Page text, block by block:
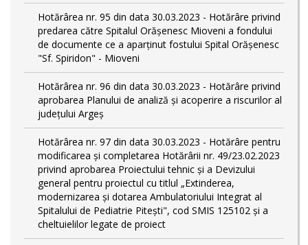
Hotărârea nr. 95 din data 30.03.2023 - Hotărâre privind
predarea către Spitalul Orășenesc Mioveni a fondului
de documente ce a aparținut fostului Spital Orășenesc
"Sf. Spiridon" - Mioveni
Hotărârea nr. 96 din data 30.03.2023 - Hotărâre privind
aprobarea Planului de analiză și acoperire a riscurilor al
județului Argeș
Hotărârea nr. 97 din data 30.03.2023 - Hotărâre pentru
modificarea și completarea Hotărârii nr. 49/23.02.2023
privind aprobarea Proiectului tehnic și a Devizului
general pentru proiectul cu titlul „Extinderea,
modernizarea și dotarea Ambulatoriului Integrat al
Spitalului de Pediatrie Pitești", cod SMIS 125102 și a
cheltuielilor legate de proiect